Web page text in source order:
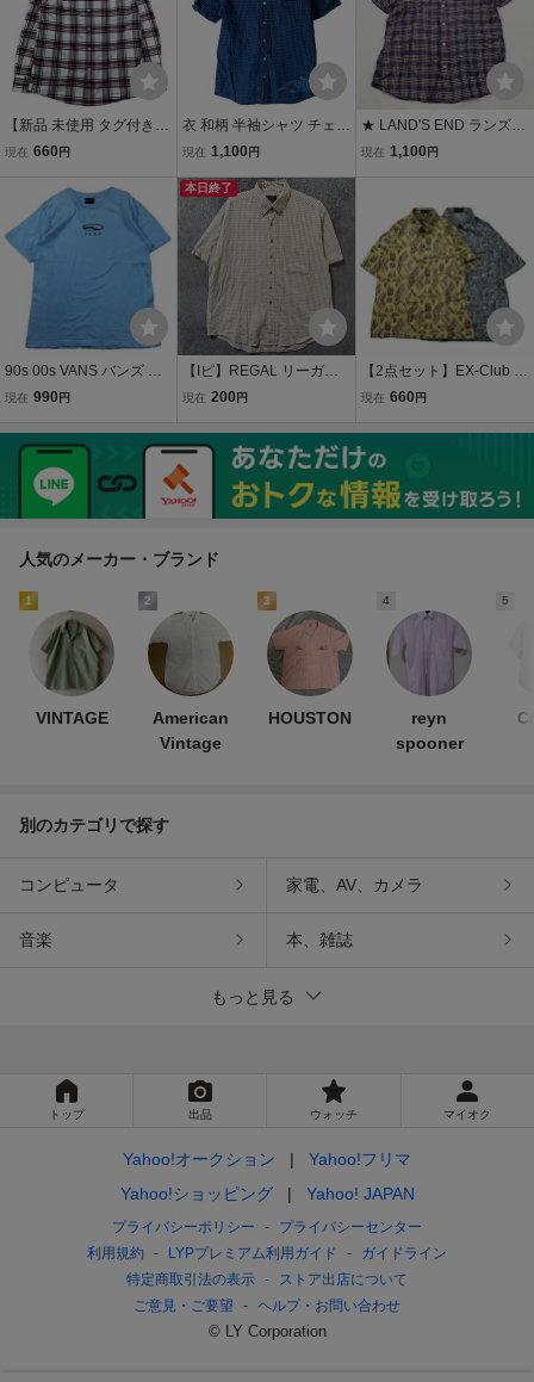
【新品 未使用 タグ付き】
UNIQLO ユニクロ EFCブ
袖シャツ トップス 綿10
0% コットン 331-436432
メンズ Mサイズ
現在 660 円
衣 和柄 半袖シャツ チェッ
ク柄 シアサッカー さらさ
ー 綿100% コットン メン
ズ M 日本製 京都 japan ky
oto
現在 1,100 円
★ LAND'S END ランズエ
ンドリネン 麻 100% チェ
系 M メンズ
現在 1,100 円
90s 00s VANS バンズ 半
袖Tシャツ カットソー ト
ブルー ストリート 綿10
0% コットン アメカジ メ
ンズ L〜XL程度
現在 990 円
本日終了
【Iピ】REGAL リーガル
半袖シャツ ボタンダウン
チェック チェック柄 綿10
0% コットン メンズ トッ
プス 最落なし
現在 200 円
【2点セット】EX-Club 半
袖シャツ ポロシャツ 総柄
タン 綿100% コットン メ
ンズ Mサイズ 日本製
現在 660 円
人気のメーカー・ブランド
1
VINTAGE
2
American
Vintage
3
HOUSTON
4
reyn
spooner
5
別のカテゴリで探す
コンピュータ 家電、AV、カメラ
音楽 本、雑誌
もっと見る
トップ 出品 ウォッチ マイオク
Yahoo!オークション
Yahoo!フリマ
Yahoo!ショッピング
Yahoo! JAPAN
プライバシーポリシー
プライバシーセンター
利用規約
LYPプレミアム利用ガイド
ガイドライン
特定商取引法の表示
ストア出店について
ご意見・ご要望
ヘルプ・お問い合わせ
© LY Corporation